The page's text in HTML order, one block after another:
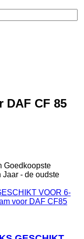
DAF CF 85
Goedkoopste
Jaar - de oudste